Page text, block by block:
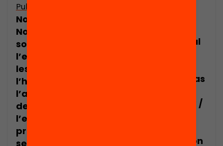
Publicació
Nota de premsa:
Nova recerca
sobre
l’efectivitat de
les beques a
l’hora d’evitar
l’abandonament
dels estudis a
l’educació
primària i
secundària,
socioemocional
para mejorar las
del alumnado? /
autorregulación